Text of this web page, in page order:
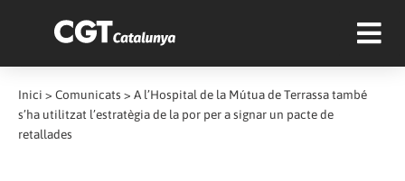
Inici > Comunicats > A l’Hospital de la Mútua de Terrassa també
s’ha utilitzat l’estratègia de la por per a signar un pacte de
retallades